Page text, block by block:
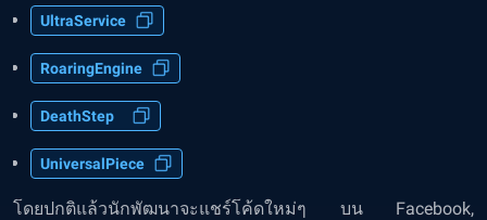
UltraService
RoaringEngine
DeathStep
UniversalPiece
โดยปกติแล้วนักพัฒนาจะแชร์โค้ดใหม่ๆ บน Facebook,